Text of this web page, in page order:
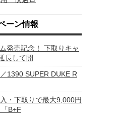
ーン情報
発売記念！ 下取りキャ
長して開
1390 SUPER DUKE R
・下取りで最大9,000円
B+F